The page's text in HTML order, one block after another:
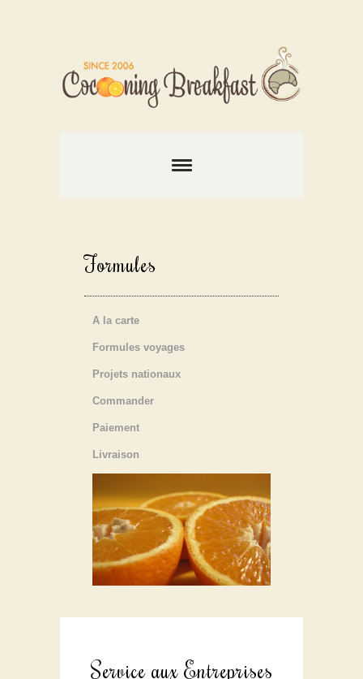
Formules
A la carte
Formules voyages
Projets nationaux
Commander
Paiement
Livraison
Service aux Entreprises